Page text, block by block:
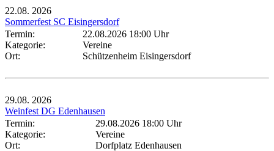
22.08. 2026
Sommerfest SC Eisingersdorf
Termin:
22.08.2026 18:00 Uhr
Kategorie:
Vereine
Ort:
Schützenheim Eisingersdorf
29.08. 2026
Weinfest DG Edenhausen
Termin:
29.08.2026 18:00 Uhr
Kategorie:
Vereine
Ort:
Dorfplatz Edenhausen